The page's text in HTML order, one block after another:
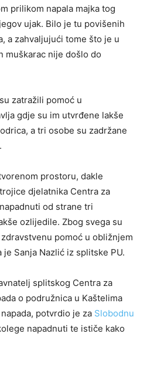
prilikom napala majka tog
ujak. Bilo je tu povišenih
a zahvaljujući tome što je u
muškarac nije došlo do
zatražili pomoć u
gdje su im utvrđene lakše
a tri osobe su zadržane
prostoru, dakle
djelatnika Centra za
od strane tri
ozlijedile. Zbog svega su
pomoć u obližnjem
Sanja Nazlić iz splitske PU.
splitskog Centra za
o podružnica u Kaštelima
potvrdio je za Slobodnu
napadnuti te ističe kako